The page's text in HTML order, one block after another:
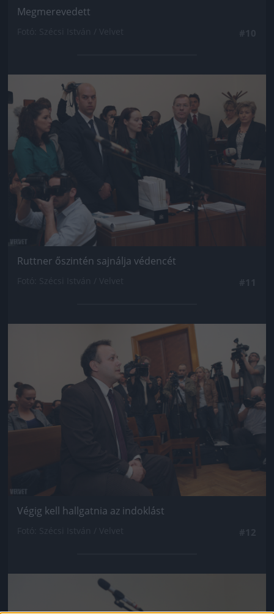
Megmerevedett
Jön még kép!
Ruttner őszintén sajnálja védencét
Jön még kép!
Végig kell hallgatnia az indoklást
Jön még kép!